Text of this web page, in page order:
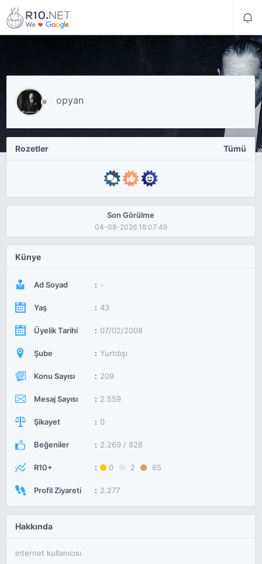
opyan
Rozetler Tümü
Son Görülme
04-08-2026 18:07:49
Künye
Ad Soyad -
Yaş 43
Üyelik Tarihi 07/02/2008
Şube Yurtdışı
Konu Sayısı 209
Mesaj Sayısı 2.559
Şikayet 0
Beğeniler 2.269 / 828
R10+ 0 2 65
Profil Ziyareti 2.277
Hakkında
internet kullanıcısı.